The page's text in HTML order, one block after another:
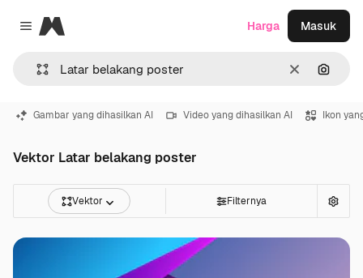
Close menu
Magnific
Jernih
Harga Masuk
Gambar yang dihasilkan AI Video yang dihasilkan AI Ikon
Vektor Latar belakang poster
Vektor Filternya